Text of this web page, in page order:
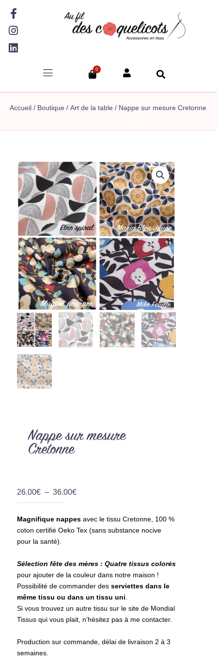
contenu
F
a
c
e
b
-
f
I
n
s
t
a
m
L
i
n
k
e
0
Panier
Accueil / Boutique / Art de la table / Nappe sur mesure Cretonne
Nappe sur mesure
Cretonne
26.00€ – 36.00€Plage
Magnifique nappes avec le tissu Cretonne, 100 %
coton certifié Oeko Tex (sans substance nocive
pour la santé).
Sélection fête des mères : Quatre tissus colorés
pour ajouter de la couleur dans notre maison !
Possibilité de commander des serviettes dans le
même tissu ou dans un tissu uni
Si vous trouvez un autre tissu sur le site de Mondial
Tissus qui vous plait, n’hésitez pas à me contacter.
Production sur commande, délai de livraison 2 à 3
semaines.